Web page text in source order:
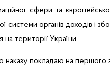
сфери та
системи органів доходів і
на території України.
наказу покладаю на першого